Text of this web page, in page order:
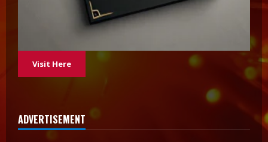
Visit Here
ADVERTISEMENT